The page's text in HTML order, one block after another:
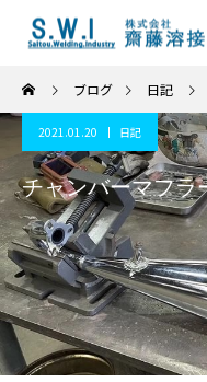
ブログ 日記
2021.01.20 日記
チャンバーマフラ